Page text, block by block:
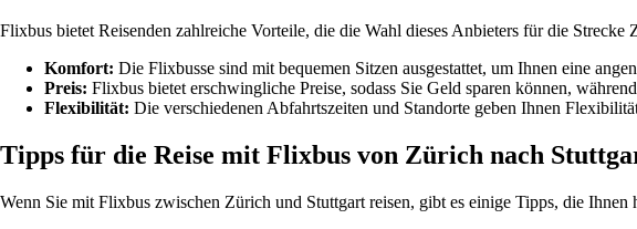
Flixbus bietet Reisenden zahlreiche Vorteile, die die Wahl dieses Anbieters für die
Komfort: Die Flixbusse sind mit bequemen Sitzen ausgestattet, um Ihnen eine
Preis: Flixbus bietet erschwingliche Preise, sodass Sie Geld sparen können,
Flexibilität: Die verschiedenen Abfahrtszeiten und Standorte geben Ihnen
Tipps für die Reise mit Flixbus von Zürich nach
Wenn Sie mit Flixbus zwischen Zürich und Stuttgart reisen, gibt es einige Tipps, die Ihnen